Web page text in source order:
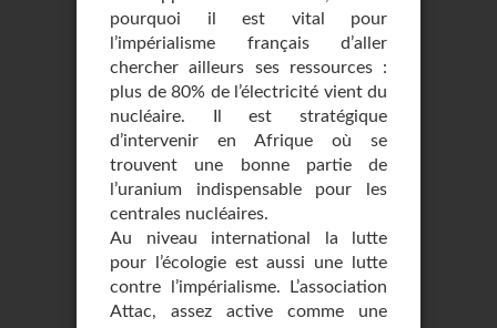
pourquoi il est vital pour
l’impérialisme français d’aller
chercher ailleurs ses ressources :
plus de 80% de l’électricité vient du
nucléaire. Il est stratégique
d’intervenir en Afrique où se
trouvent une bonne partie de
l’uranium indispensable pour les
centrales nucléaires.
Au niveau international la lutte
pour l’écologie est aussi une lutte
contre l’impérialisme. L’association
Attac, assez active comme une